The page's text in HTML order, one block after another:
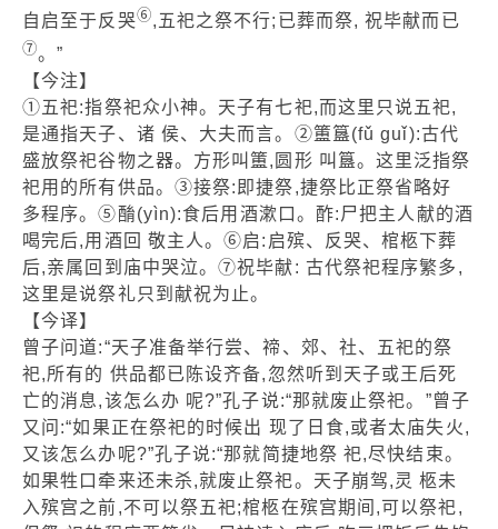
自启至于反哭⑥,五祀之祭不行;已葬而祭, 祝毕献而已
⑦。”
【今注】
①五祀:指祭祀众小神。天子有七祀,而这里只说五祀,
是通指天子、诸 侯、大夫而言。②簠簋(fǔ guǐ):古代
盛放祭祀谷物之器。方形叫簠,圆形 叫簋。这里泛指祭
祀用的所有供品。③接祭:即捷祭,捷祭比正祭省略好
多程序。⑤酳(yìn):食后用酒漱口。酢:尸把主人献的酒
喝完后,用酒回 敬主人。⑥启:启殡、反哭、棺柩下葬
后,亲属回到庙中哭泣。⑦祝毕献: 古代祭祀程序繁多,
这里是说祭礼只到献祝为止。
【今译】
曾子问道:“天子准备举行尝、禘、郊、社、五祀的祭
祀,所有的 供品都已陈设齐备,忽然听到天子或王后死
亡的消息,该怎么办 呢?”孔子说:“那就废止祭祀。”曾子
又问:“如果正在祭祀的时候出 现了日食,或者太庙失火,
又该怎么办呢?”孔子说:“那就简捷地祭 祀,尽快结束。
如果牲口牵来还未杀,就废止祭祀。天子崩驾,灵 柩未
入殡宫之前,不可以祭五祀;棺柩在殡宫期间,可以祭祀,